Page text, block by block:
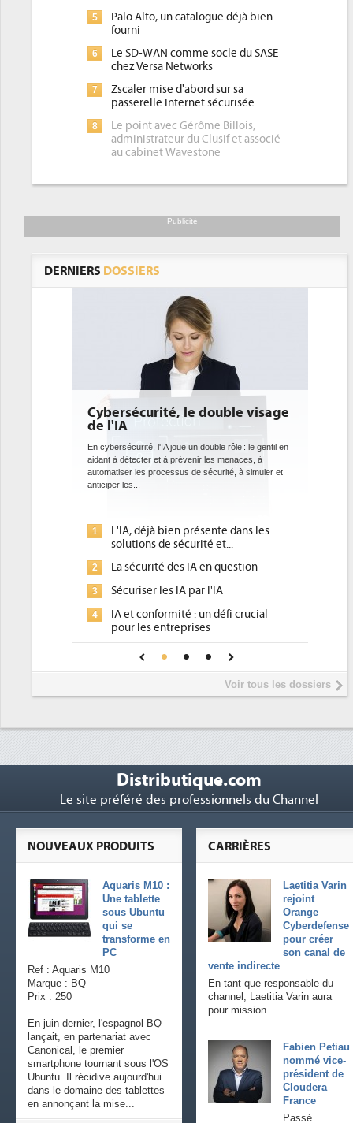
5
Palo Alto, un catalogue déjà bien
fourni
6
Le SD-WAN comme socle du SASE
chez Versa Networks
7
Zscaler mise d'abord sur sa
passerelle Internet sécurisée
8
Le point avec Gérôme Billois,
administrateur du Clusif et associé
au cabinet Wavestone
Publicité
DERNIERS DOSSIERS
le double visage
l'IA joue un double rôle : le gentil en
et à prévenir les menaces, à
de sécurité, à simuler et
bien présente dans les
des IA en question
: un défi crucial
DEE: l'efficacité
bientôt une obligation
datacenters
Des datacenters plus durables et plus
ce que recherchent les pouvoirs publics
1
Qu'est-ce que la DEE (directive
d'efficacité énergétique) ?
2
DEE, une pression
place pour répondre à...
Phocea DC dans les cordes
DEE
Interview de Fabrice Coquio,
président de Digital Realty...
soutient les...
Voir tous les dossiers
Distributique.com
Le site préféré des professionnels du Channel
CARRIÈRES
Laetitia Varin
rejoint
Orange
Cyberdefense
pour créer
son canal de
vente indirecte
En tant que responsable du
channel, Laetitia Varin aura
pour mission...
Fabien Petiau
nommé vice-
président de
Cloudera
France
Passé
NOUVEAUX PRODUITS
Aquaris M10 :
Une tablette
sous Ubuntu
qui se
transforme en
PC
Ref : Aquaris M10
Marque : BQ
Prix : 250
En juin dernier, l'espagnol BQ
lançait, en partenariat avec
Canonical, le premier
smartphone tournant sous l'OS
Ubuntu. Il récidive aujourd'hui
dans le domaine des tablettes
en annonçant la mise...